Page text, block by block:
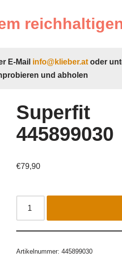
E-Mail info@klieber.at oder
und abholen
Superfit
445899030
€79,90
Artikelnummer: 445899030